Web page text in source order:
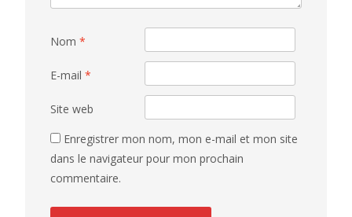
Nom *
E-mail *
Site web
Enregistrer mon nom, mon e-mail et mon site
dans le navigateur pour mon prochain
commentaire.